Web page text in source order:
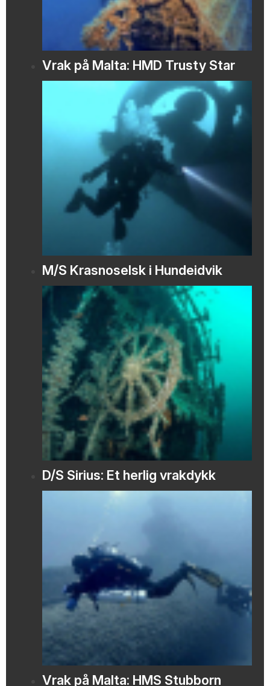
Vrak på Malta: HMD Trusty Star
M/S Krasnoselsk i Hundeidvik
D/S Sirius: Et herlig vrakdykk
Vrak på Malta: HMS Stubborn